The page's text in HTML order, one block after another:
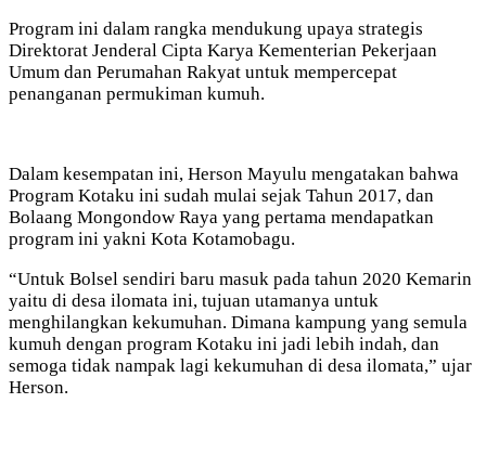
Program ini dalam rangka mendukung upaya strategis
Direktorat Jenderal Cipta Karya Kementerian Pekerjaan
Umum dan Perumahan Rakyat untuk mempercepat
penanganan permukiman kumuh.
Dalam kesempatan ini, Herson Mayulu mengatakan bahwa
Program Kotaku ini sudah mulai sejak Tahun 2017, dan
Bolaang Mongondow Raya yang pertama mendapatkan
program ini yakni Kota Kotamobagu.
“Untuk Bolsel sendiri baru masuk pada tahun 2020 Kemarin
yaitu di desa ilomata ini, tujuan utamanya untuk
menghilangkan kekumuhan. Dimana kampung yang semula
kumuh dengan program Kotaku ini jadi lebih indah, dan
semoga tidak nampak lagi kekumuhan di desa ilomata,” ujar
Herson.